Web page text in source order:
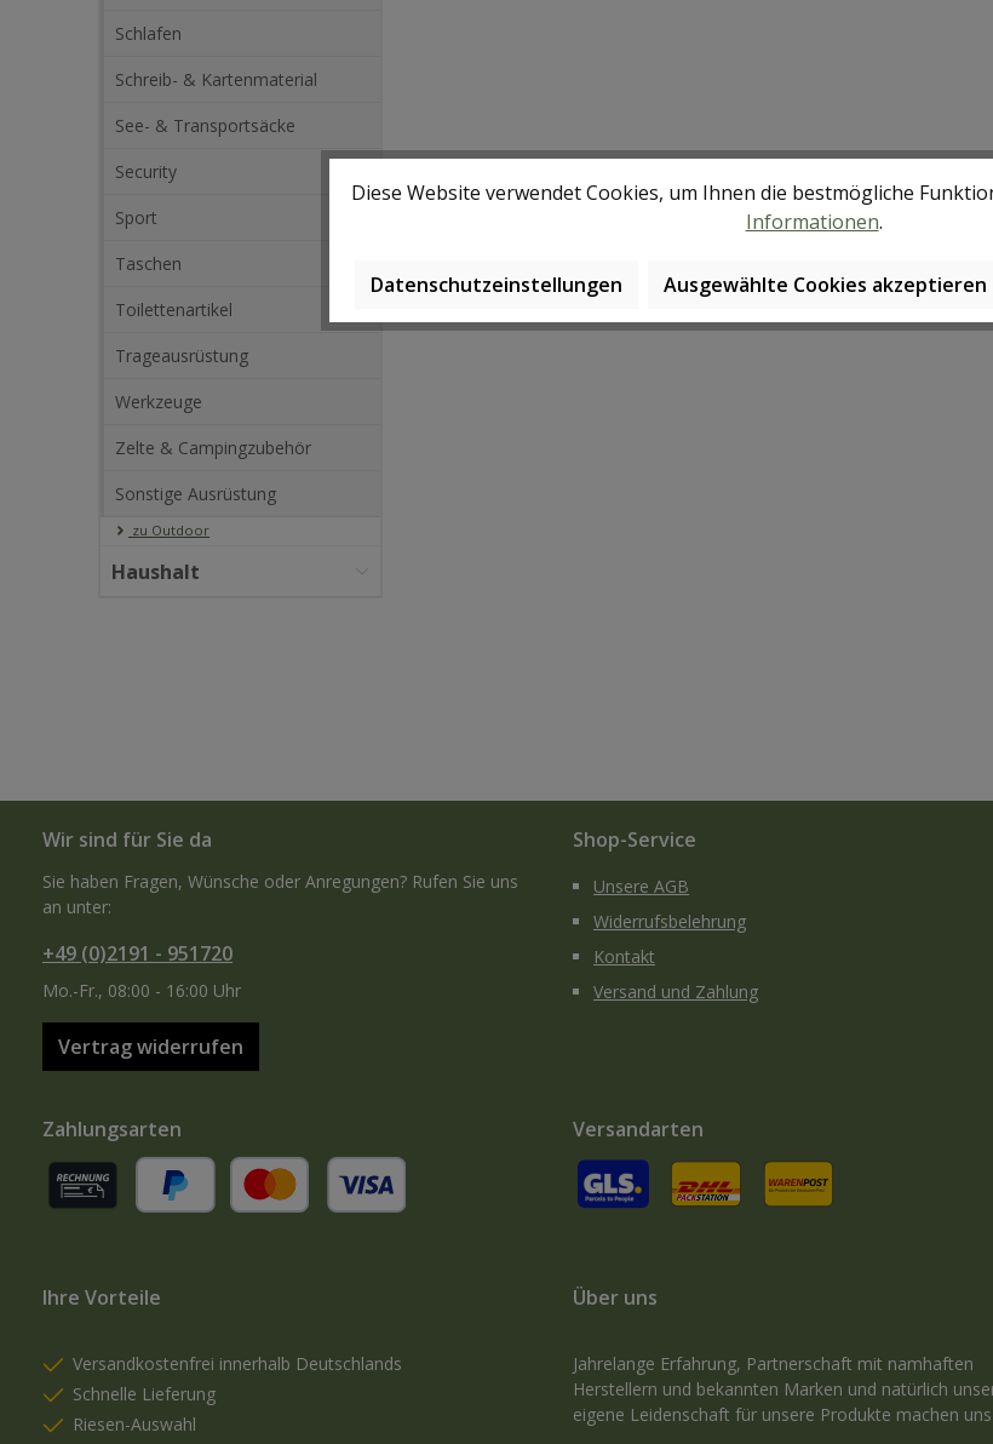
Schlafen
Schreib- & Kartenmaterial
See- & Transportsäcke
Security
Sport
Taschen
Toilettenartikel
Trageausrüstung
Werkzeuge
Zelte & Campingzubehör
Sonstige Ausrüstung
zu Outdoor
Haushalt
Wir sind für Sie da
Sie haben Fragen, Wünsche oder Anregungen? Rufen Sie uns
an unter:
+49 (0)2191 - 951720
Mo.-Fr., 08:00 - 16:00 Uhr
Vertrag widerrufen
Shop-Service
Unsere AGB
Widerrufsbelehrung
Kontakt
Versand und Zahlung
Zahlungsarten Versandarten
Ihre Vorteile
Versandkostenfrei innerhalb Deutschlands
Schnelle Lieferung
Riesen-Auswahl
Über uns
Jahrelange Erfahrung, Partnerschaft mit namhaften
Herstellern und bekannten Marken und natürlich
eigene Leidenschaft für unsere Produkte machen
Diese Website verwendet Cookies, um Ihnen die bestmögliche
Informationen.
Datenschutzeinstellungen Ausgewählte Cookies akzeptieren